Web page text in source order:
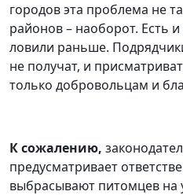
городов эта проблема не
районов – наоборот. Есть
ловили раньше.
не получат, и
только добровольцам и
К сожалению,
предусматривает
выбрасывают питомцев на